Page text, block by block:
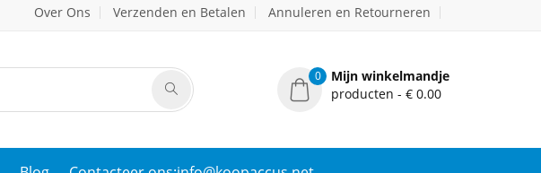
Over Ons Verzenden en Betalen Annuleren en Retourneren
0
Mijn winkelmandje
producten - € 0.00